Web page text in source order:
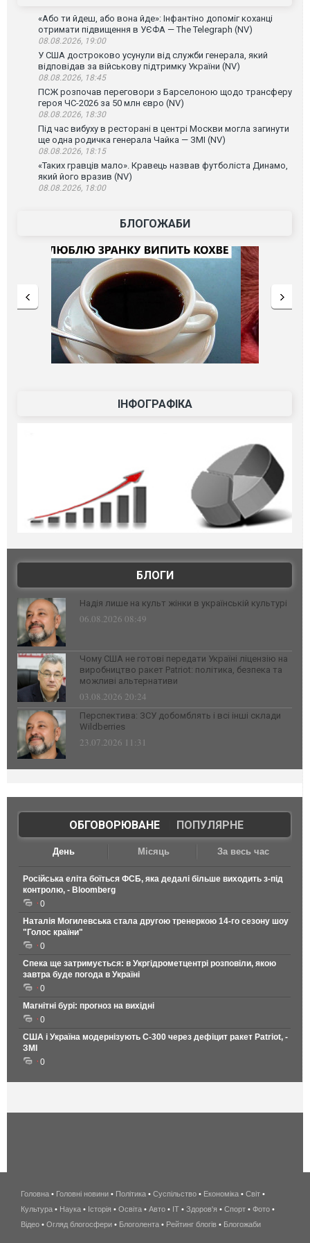
«Або ти йдеш, або вона йде»: Інфантіно допоміг коханці
отримати підвищення в УЄФА — The Telegraph (NV)
08.08.2026, 19:00
У США достроково усунули від служби генерала, який
відповідав за військову підтримку України (NV)
08.08.2026, 18:45
ПСЖ розпочав переговори з Барселоною щодо трансферу
героя ЧС-2026 за 50 млн євро (NV)
08.08.2026, 18:30
Під час вибуху в ресторані в центрі Москви могла загинути
ще одна родичка генерала Чайка — ЗМІ (NV)
08.08.2026, 18:15
«Таких гравців мало». Кравець назвав футболіста Динамо,
який його вразив (NV)
08.08.2026, 18:00
БЛОГОЖАБИ
ІНФОГРАФІКА
БЛОГИ
Надія лише на культ жінки в українській культурі
06.08.2026 08:49
Чому США не готові передати Україні ліцензію на
виробництво ракет Patriot: політика, безпека та
можливі альтернативи
03.08.2026 20:24
Перспектива: ЗСУ добомблять і всі інші склади
Wildberries
23.07.2026 11:31
ОБГОВОРЮВАНЕ| ПОПУЛЯРНЕ
День Місяць За весь час
Російська еліта боїться ФСБ, яка дедалі більше виходить з-під
контролю, - Bloomberg
0
Наталія Могилевська стала другою тренеркою 14-го сезону шоу
"Голос країни"
0
Спека ще затримується: в Укргідрометцентрі розповіли, якою
завтра буде погода в Україні
0
Магнітні бурі: прогноз на вихідні
0
США і Україна модернізують С-300 через дефіцит ракет Patriot, -
ЗМІ
0
беспроводной
интернет
киев
Головна • Головні новини • Політика • Суспільство • Економіка • Світ •
Культура • Наука • Історія • Освіта • Авто • IT • Здоров'я • Спорт • Фото •
Відео • Огляд блогосфери • Блоголента • Рейтинг блогів • Блогожаби